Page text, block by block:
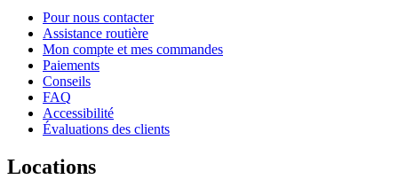
Pour nous contacter
Assistance routière
Mon compte et mes commandes
Paiements
Conseils
FAQ
Accessibilité
Évaluations des clients
Locations